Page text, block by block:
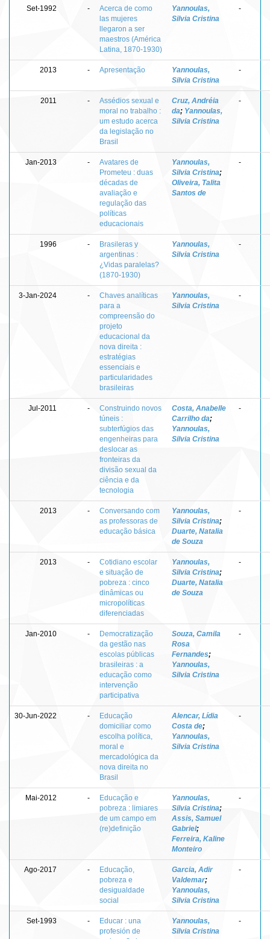
Set-1992 -
Acerca de como
las mujeres
llegaron a ser
maestros (América
Latina, 1870-1930)
Yannoulas,
Silvia Cristina
-
2013 - Apresentação
Yannoulas,
Silvia Cristina
-
2011 -
Assédios sexual e
moral no trabalho :
um estudo acerca
da legislação no
Brasil
Cruz, Andréia
da; Yannoulas,
Silvia Cristina
-
Jan-2013 -
Avatares de
Prometeu : duas
décadas de
avaliação e
regulação das
políticas
educacionais
Yannoulas,
Silvia Cristina;
Oliveira, Talita
Santos de
-
1996 -
Brasileras y
argentinas :
¿Vidas paralelas?
(1870-1930)
Yannoulas,
Silvia Cristina
-
3-Jan-2024 -
Chaves analíticas
para a
compreensão do
projeto
educacional da
nova direita :
estratégias
essenciais e
particularidades
brasileiras
Yannoulas,
Silvia Cristina
-
Jul-2011 -
Construindo novos
túneis :
subterfúgios das
engenheiras para
deslocar as
fronteiras da
divisão sexual da
ciência e da
tecnologia
Costa, Anabelle
Carrilho da;
Yannoulas,
Silvia Cristina
-
2013 -
Conversando com
as professoras de
educação básica
Yannoulas,
Silvia Cristina;
Duarte, Natalia
de Souza
-
2013 -
Cotidiano escolar
e situação de
pobreza : cinco
dinâmicas ou
micropolíticas
diferenciadas
Yannoulas,
Silvia Cristina;
Duarte, Natalia
de Souza
-
Jan-2010 -
Democratização
da gestão nas
escolas públicas
brasileiras : a
educação como
intervenção
participativa
Souza, Camila
Rosa
Fernandes;
Yannoulas,
Silvia Cristina
-
30-Jun-2022 -
Educação
domiciliar como
escolha política,
moral e
mercadológica da
nova direita no
Brasil
Alencar, Lídia
Costa de;
Yannoulas,
Silvia Cristina
-
Mai-2012 -
Educação e
pobreza : limiares
de um campo em
(re)definição
Yannoulas,
Silvia Cristina;
Assis, Samuel
Gabriel;
Ferreira, Kaline
Monteiro
-
Ago-2017 -
Educação,
pobreza e
desigualdade
social
Garcia, Adir
Valdemar;
Yannoulas,
Silvia Cristina
-
Set-1993 -
Educar : una
profesión de
Yannoulas,
Silvia Cristina
-